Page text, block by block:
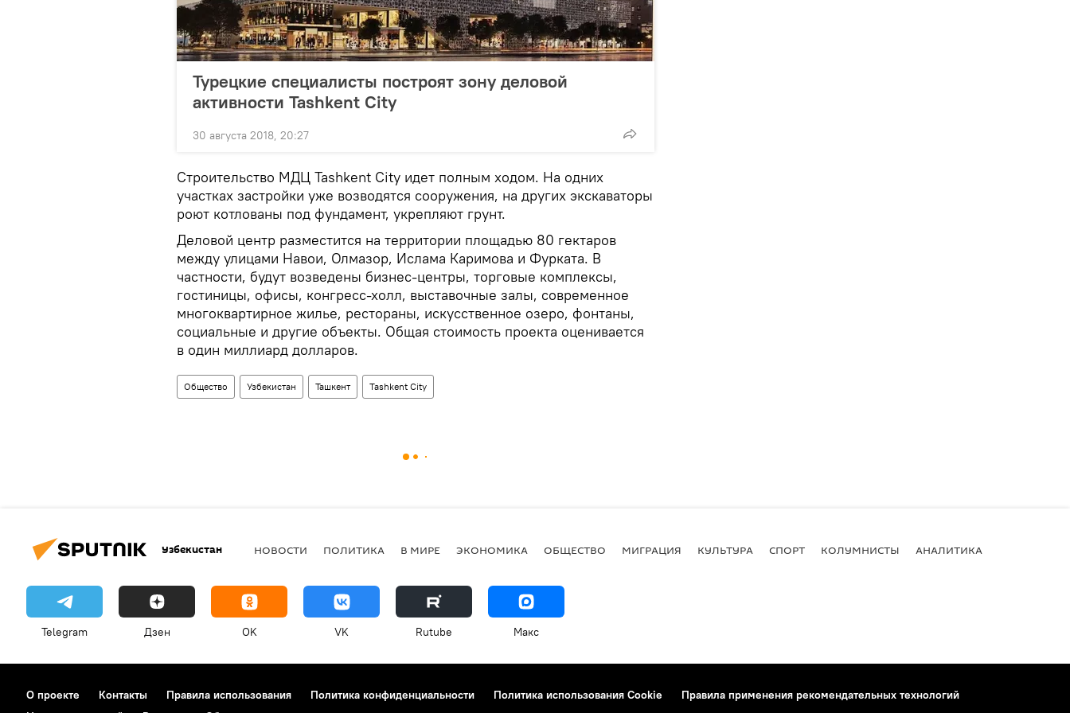
Турецкие специалисты построят зону деловой
активности Tashkent City
30 августа 2018, 20:27
Строительство МДЦ Tashkent City идет полным ходом. На одних
участках застройки уже возводятся сооружения, на других экскаваторы
роют котлованы под фундамент, укрепляют грунт.
Деловой центр разместится на территории площадью 80 гектаров
между улицами Навои, Олмазор, Ислама Каримова и Фурката. В
частности, будут возведены бизнес-центры, торговые комплексы,
гостиницы, офисы, конгресс-холл, выставочные залы, современное
многоквартирное жилье, рестораны, искусственное озеро, фонтаны,
социальные и другие объекты. Общая стоимость проекта оценивается
в один миллиард долларов.
Общество Узбекистан Ташкент Tashkent City
Узбекистан НОВОСТИ ПОЛИТИКА В МИРЕ ЭКОНОМИКА ОБЩЕСТВО МИГРАЦИЯ КУЛЬТУРА СПОРТ КОЛУМНИСТЫ АНАЛИТИКА
Telegram Дзен OK VK Rutube Макс
О проекте Контакты Правила использования Политика конфиденциальности Политика использования Cookie
Правила применения рекомендательных технологий